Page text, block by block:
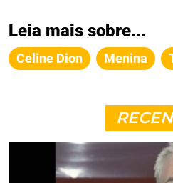
Leia mais sobre...
Celine Dion Menina